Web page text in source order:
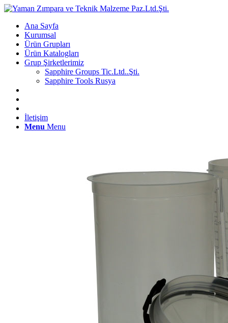
Ana Sayfa
Kurumsal
Ürün Grupları
Ürün Katalogları
Grup Şirketlerimiz
Sapphire Groups Tic.Ltd..Şti.
Sapphire Tools Rusya
İletişim
Menu Menu